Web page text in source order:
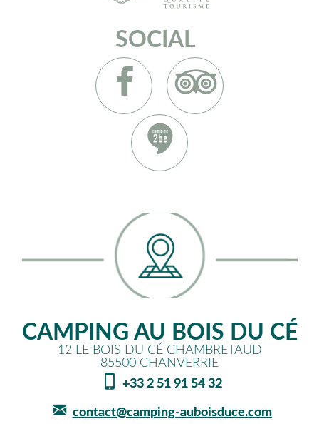
SOCIAL
CAMPING AU BOIS DU CÉ
12 LE BOIS DU CÉ CHAMBRETAUD
85500 CHANVERRIE
+33 2 51 91 54 32
contact@camping-auboisduce.com